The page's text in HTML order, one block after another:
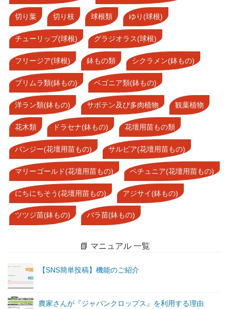
切り葉 切り枝 球根類 ゆり(球根)
チューリップ(球根) グラジオラス(球根)
フリージア(球根) 鉢もの類 シクラメン(鉢もの)
プリムラ類(鉢もの) ベゴニア類(鉢もの)
洋ラン類(鉢もの) サボテン及び多肉植物 観葉植物
花木類 ドラセナ(鉢もの) 花壇用苗もの類
パンジー(花壇用苗もの) サルビア(花壇用苗もの)
マリーゴールド(花壇用苗もの) ペチュニア(花壇用苗もの)
にちにちそう(花壇用苗もの) アジサイ(鉢もの)
ツツジ苗(鉢もの) バラ苗(鉢もの)
📗 マニュアル 一覧
【SNS簡単投稿】機能のご紹介
農家さんが『ジャパンクロップス』を利用する理由